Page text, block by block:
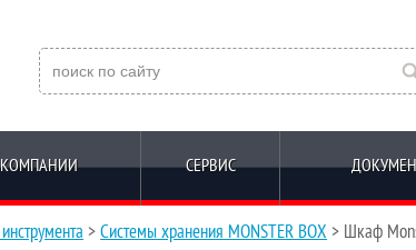
СЕРВИС
>Системы хранения MONSTER BOX > Шкаф